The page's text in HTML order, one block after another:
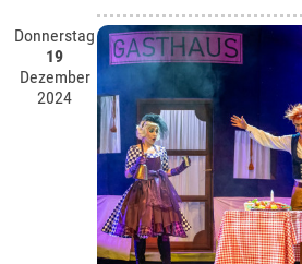
Donnerstag
19
Dezember
2024